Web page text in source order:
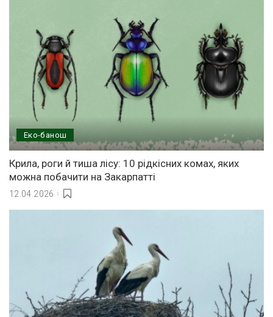
Еко-банош
Крила, роги й тиша лісу: 10 рідкісних комах, яких
можна побачити на Закарпатті
12.04.2026